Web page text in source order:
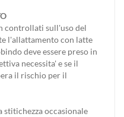
controllati sull'uso del
l'allattamento con latte
deve essere preso in
necessita' e se il
il rischio per il
occasionale